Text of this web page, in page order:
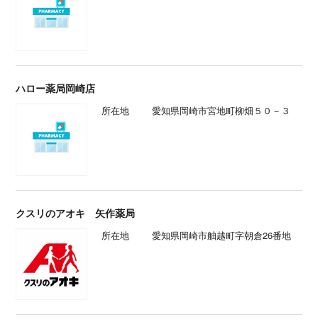
ハロー薬局岡崎店
所在地 愛知県岡崎市宮地町柳畑５０－３
クスリのアオキ 矢作薬局
所在地 愛知県岡崎市舳越町字朝倉26番地